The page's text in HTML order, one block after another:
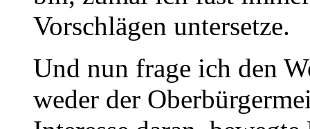
Vorschlägen untersetze.
Und nun frage ich den
weder der